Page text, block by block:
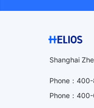
Shanghai
Phone ： 400-
Phone ： 400-